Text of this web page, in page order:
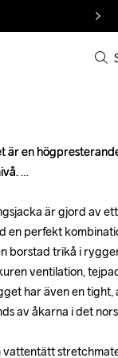
är en
är gjord av
en perfekt
borstad trikå i
ventilation,
har även en
av åkarna i det
vattentätt
är en
är gjord av
en perfekt
borstad trikå i
ventilation,
har även en
av åkarna i det
vattentätt